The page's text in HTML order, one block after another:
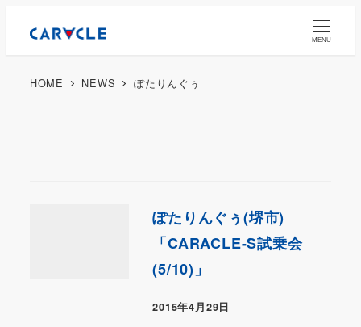
MENU
HOME NEWS ぽたりんぐぅ
ぽたりんぐぅ(堺市)
「CARACLE-S試乗会
(5/10)」
2015年4月29日